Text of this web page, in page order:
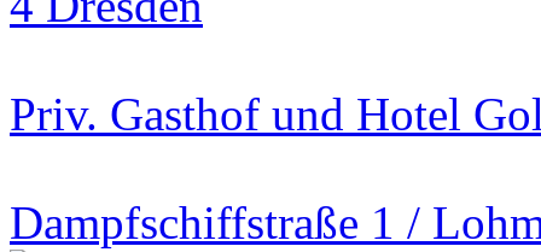
Priv. Gasthof und Hotel
Dampfschiffstraße 1 /